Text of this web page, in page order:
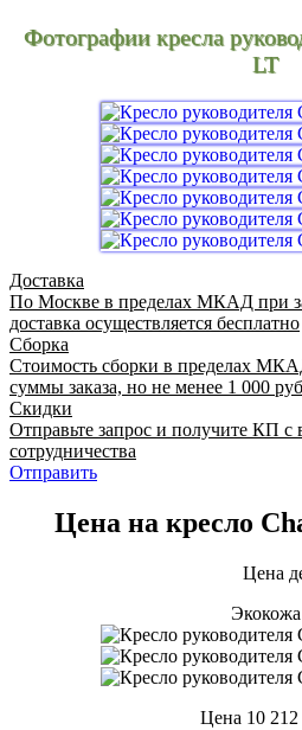
Фотографии кресла
LT
Доставка
По Москве в пределах МКАД при
доставка осуществляется бесплатно
Сборка
Стоимость сборки в пределах
суммы заказа, но не менее 1 000
Скидки
Отправьте запрос и получите КП
сотрудничества
Отправить
Цена на кресло
Цена
Экокожа
Цена 10 212